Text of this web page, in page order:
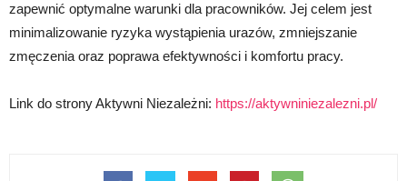
zapewnić optymalne warunki dla pracowników. Jej celem jest
minimalizowanie ryzyka wystąpienia urazów, zmniejszanie
zmęczenia oraz poprawa efektywności i komfortu pracy.
Link do strony Aktywni Niezależni: https://aktywniniezalezni.pl/